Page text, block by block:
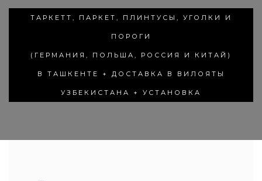
ТАРКЕТТ, ПАРКЕТ, ПЛИНТУСЫ, УГОЛКИ И
ПОРОГИ
(ГЕРМАНИЯ, ПОЛЬША, РОССИЯ И КИТАЙ)
В ТАШКЕНТЕ + ДОСТАВКА В ВИЛОЯТЫ
УЗБЕКИСТАНА + УСТАНОВКА